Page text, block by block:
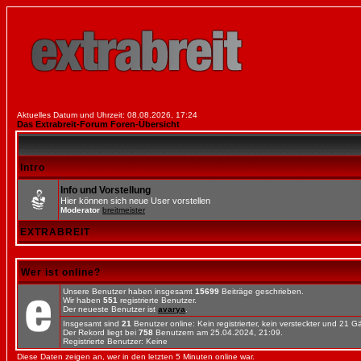
Aktuelles Datum und Uhrzeit: 08.08.2026, 17:24
Das Extrabreit-Forum Foren-Übersicht
Intro
Info und Vorstellung
Hier können sich neue User vorstellen
Moderator breitmeister
EXTRABREIT
Wer ist online?
Unsere Benutzer haben insgesamt 15699 Beiträge geschrieben.
Wir haben 551 registrierte Benutzer.
Der neueste Benutzer ist avarya
Insgesamt sind 21 Benutzer online: Kein registrierter, kein versteckter und 21
Der Rekord liegt bei 758 Benutzern am 25.04.2024, 21:09.
Registrierte Benutzer: Keine
Diese Daten zeigen an, wer in den letzten 5 Minuten online war.